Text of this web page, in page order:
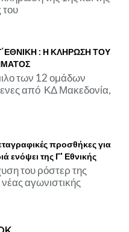
: Η ΚΛΗΡΩΣΗ ΤΟΥ
των 12 ομάδων
από ΚΔ Μακεδονία,
προσθήκες για
ενόψει της Γ' Εθνικής
του ρόστερ της
νέας αγωνιστικής